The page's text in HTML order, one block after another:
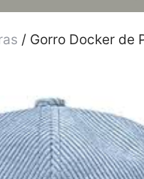
/ Gorro Docker de